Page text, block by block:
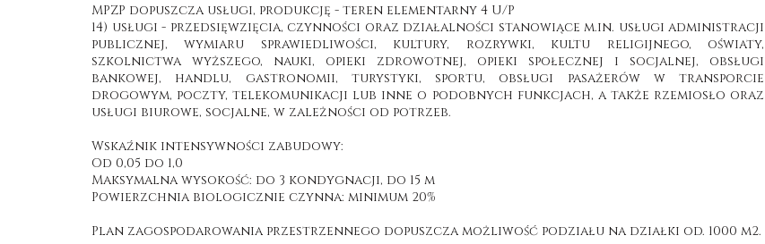
MPZP dopuszcza usługi, produkcję - teren elementarny 4 U/P
14) usługi - przedsięwzięcia, czynności oraz działalności stanowiące m.in. usługi administracji
publicznej, wymiaru sprawiedliwości, kultury, rozrywki, kultu religijnego, oświaty,
szkolnictwa wyższego, nauki, opieki zdrowotnej, opieki społecznej i socjalnej, obsługi
bankowej, handlu, gastronomii, turystyki, sportu, obsługi pasażerów w transporcie
drogowym, poczty, telekomunikacji lub inne o podobnych funkcjach, a także rzemiosło oraz
usługi biurowe, socjalne, w zależności od potrzeb.
Wskaźnik intensywności zabudowy:
Od 0,05 do 1,0
Maksymalna wysokość: do 3 kondygnacji, do 15 m
Powierzchnia biologicznie czynna: minimum 20%
Plan zagospodarowania przestrzennego dopuszcza możliwość podziału na działki od. 1000 m2.